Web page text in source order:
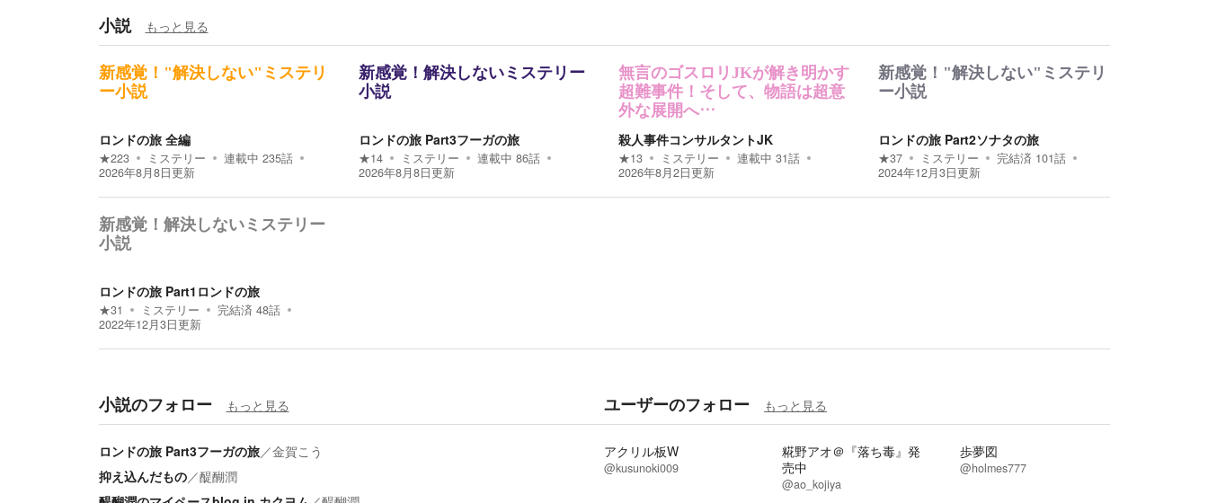
小説 もっと見る
新感覚！"解決しない"ミステリ
ー小説
ロンドの旅 全編
★223 ミステリー 連載中 235話
2026年8月8日更新
新感覚！解決しないミステリー
小説
ロンドの旅 Part3フーガの旅
★14 ミステリー 連載中 86話
2026年8月8日更新
無言のゴスロリJKが解き明かす
超難事件！そして、物語は超意
外な展開へ…
殺人事件コンサルタントJK
★13 ミステリー 連載中 31話
2026年8月2日更新
新感覚！"解決しない"ミステリ
ー小説
ロンドの旅 Part2ソナタの旅
★37 ミステリー 完結済 101話
2024年12月3日更新
新感覚！解決しないミステリー
小説
ロンドの旅 Part1ロンドの旅
★31 ミステリー 完結済 48話
2022年12月3日更新
小説のフォロー もっと見る
ロンドの旅 Part3フーガの旅／金賀こう
抑え込んだもの／醍醐潤
ユーザーのフォロー もっと見る
アクリル板W
@kusunoki009
糀野アオ＠『落ち毒』発
売中
@ao_kojiya
歩夢図
@holmes777